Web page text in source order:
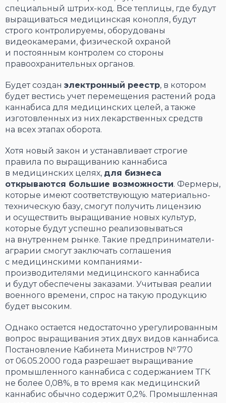
специальный штрих-код. Все теплицы, где будут
выращиваться медицинская конопля, будут
строго контролируемы, оборудованы
видеокамерами, физической охраной
и постоянным контролем со стороны
правоохранительных органов.
Будет создан электронный реестр, в котором
будет вестись учет перемещения растений рода
каннабиса для медицинских целей, а также
изготовленных из них лекарственных средств
на всех этапах оборота.
Хотя новый закон и устанавливает строгие
правила по выращиванию каннабиса
в медицинских целях, для бизнеса
открываются большие возможности. Фермеры,
которые имеют соответствующую материально-
техническую базу, смогут получить лицензию
и осуществить выращивание новых культур,
которые будут успешно реализовываться
на внутреннем рынке. Такие предприниматели-
аграрии смогут заключать соглашения
с медицинскими компаниями-
производителями медицинского каннабиса
и будут обеспечены заказами. Учитывая реалии
военного времени, спрос на такую продукцию
будет высоким.
Однако остается недостаточно урегулированным
вопрос выращивания этих двух видов каннабиса.
Постановление Кабинета Министров № 770
от 06.05.2000 года разрешает выращивание
промышленного каннабиса с содержанием ТГК
не более 0,08%, в то время как медицинский
каннабис обычно содержит 0,2%. Промышленная